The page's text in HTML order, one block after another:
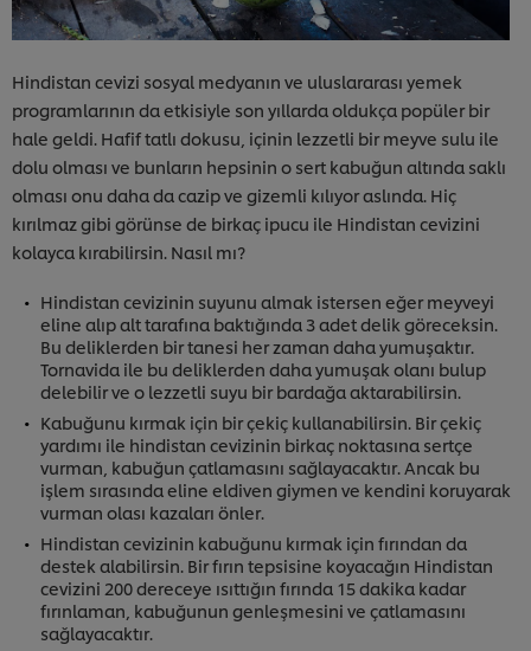
Hindistan cevizi sosyal medyanın ve uluslararası yemek
programlarının da etkisiyle son yıllarda oldukça popüler bir
hale geldi. Hafif tatlı dokusu, içinin lezzetli bir meyve sulu ile
dolu olması ve bunların hepsinin o sert kabuğun altında saklı
olması onu daha da cazip ve gizemli kılıyor aslında. Hiç
kırılmaz gibi görünse de birkaç ipucu ile Hindistan cevizini
kolayca kırabilirsin. Nasıl mı?
Hindistan cevizinin suyunu almak istersen eğer meyveyi
eline alıp alt tarafına baktığında 3 adet delik göreceksin.
Bu deliklerden bir tanesi her zaman daha yumuşaktır.
Tornavida ile bu deliklerden daha yumuşak olanı bulup
delebilir ve o lezzetli suyu bir bardağa aktarabilirsin.
Kabuğunu kırmak için bir çekiç kullanabilirsin. Bir çekiç
yardımı ile hindistan cevizinin birkaç noktasına sertçe
vurman, kabuğun çatlamasını sağlayacaktır. Ancak bu
işlem sırasında eline eldiven giymen ve kendini koruyarak
vurman olası kazaları önler.
Hindistan cevizinin kabuğunu kırmak için fırından da
destek alabilirsin. Bir fırın tepsisine koyacağın Hindistan
cevizini 200 dereceye ısıttığın fırında 15 dakika kadar
fırınlaman, kabuğunun genleşmesini ve çatlamasını
sağlayacaktır.